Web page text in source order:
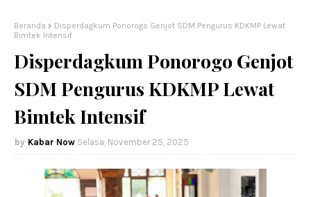
Beranda
Disperdagkum Ponorogo Genjot SDM Pengurus KDKMP Lewat
Bimtek Intensif
Disperdagkum Ponorogo Genjot
SDM Pengurus KDKMP Lewat
Bimtek Intensif
Kabar Now Selasa, November 25, 2025